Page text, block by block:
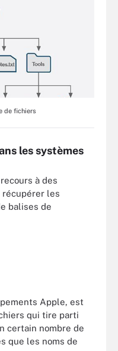
de fichiers
les systèmes
à des
récupérer les
balises de
Apple, est
qui tire parti
certain nombre de
que les noms de